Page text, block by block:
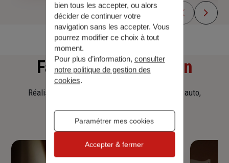
Faitesune simulation
Réalisez une simulation tarifaire d'assurance, auto,
bien tous les accepter, ou alors
décider de continuer votre
navigation sans les accepter. Vous
pourrez modifier ce choix à tout
moment.
Pour plus d’information, consulter
notre politique de gestion des
cookies.
Paramétrer mes cookies
Accepter & fermer